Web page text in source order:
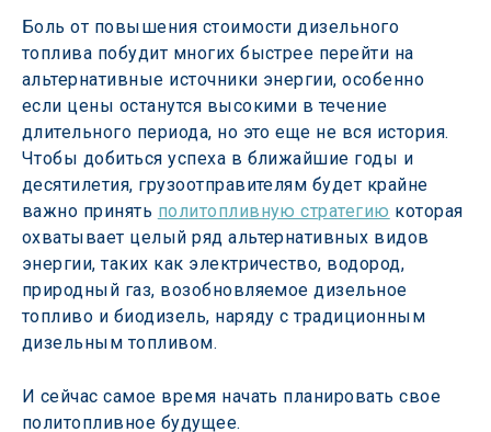
Боль от повышения стоимости дизельного
топлива побудит многих быстрее перейти на
альтернативные источники энергии, особенно
если цены останутся высокими в течение
длительного периода, но это еще не вся история.
Чтобы добиться успеха в ближайшие годы и
десятилетия, грузоотправителям будет крайне
важно принять политопливную стратегию которая
охватывает целый ряд альтернативных видов
энергии, таких как электричество, водород,
природный газ, возобновляемое дизельное
топливо и биодизель, наряду с традиционным
дизельным топливом.
И сейчас самое время начать планировать свое
политопливное будущее.